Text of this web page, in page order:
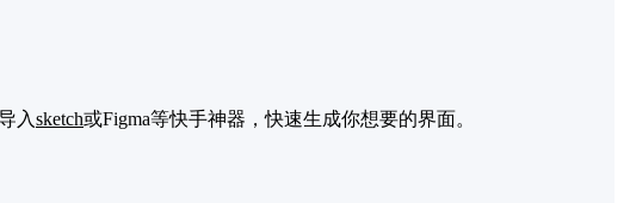
入sketch或Figma等快手神器，快速生成你想要的界面。